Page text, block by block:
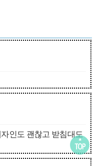
인도 괜찮고 받침대도